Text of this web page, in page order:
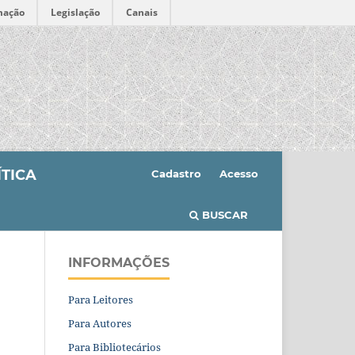
Legislação Canais
BUSCAR
Cadastro Acesso
INFORMAÇÕES
Para Leitores
Para Autores
Para Bibliotecários